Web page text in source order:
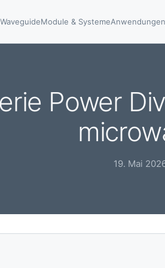
WaveguideModule & SystemeAnwendungen
Power
19. Mai